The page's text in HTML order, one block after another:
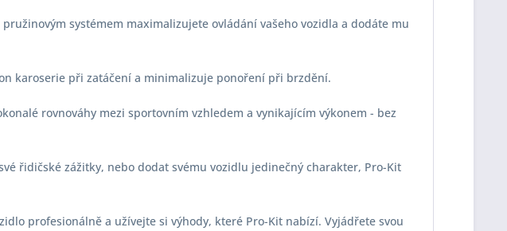
systémem maximalizujete ovládání vašeho vozidla a dodáte mu
karoserie při zatáčení a minimalizuje ponoření při brzdění.
rovnováhy mezi sportovním vzhledem a vynikajícím výkonem - bez
řidičské zážitky, nebo dodat svému vozidlu jedinečný charakter, Pro-Kit
profesionálně a užívejte si výhody, které Pro-Kit nabízí. Vyjádřete svou